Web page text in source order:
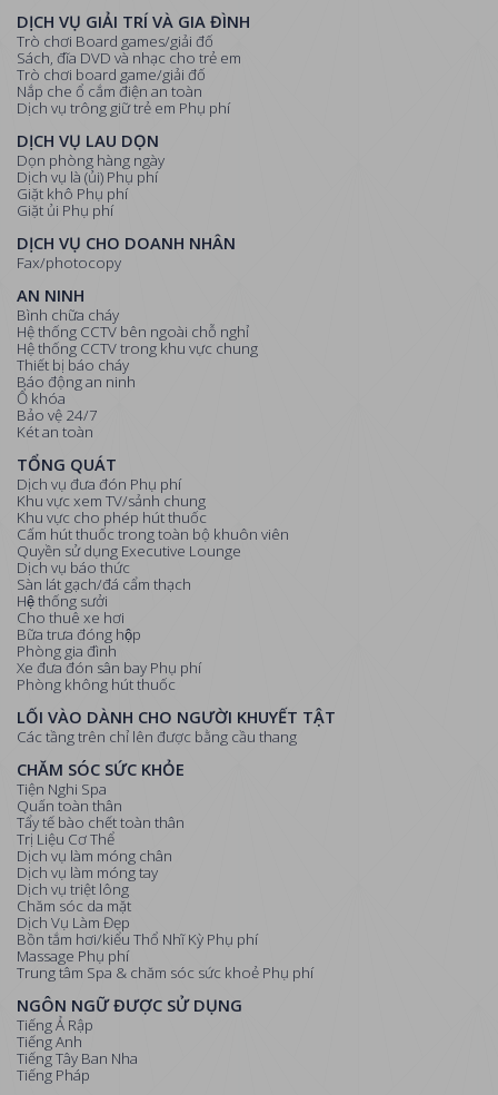
DỊCH VỤ GIẢI TRÍ VÀ GIA ĐÌNH
Trò chơi Board games/giải đố
Sách, đĩa DVD và nhạc cho trẻ em
Trò chơi board game/giải đố
Nắp che ổ cắm điện an toàn
Dịch vụ trông giữ trẻ em Phụ phí
DỊCH VỤ LAU DỌN
Dọn phòng hàng ngày
Dịch vụ là (ủi) Phụ phí
Giặt khô Phụ phí
Giặt ủi Phụ phí
DỊCH VỤ CHO DOANH NHÂN
Fax/photocopy
AN NINH
Bình chữa cháy
Hệ thống CCTV bên ngoài chỗ nghỉ
Hệ thống CCTV trong khu vực chung
Thiết bị báo cháy
Báo động an ninh
Ổ khóa
Bảo vệ 24/7
Két an toàn
TỔNG QUÁT
Dịch vụ đưa đón Phụ phí
Khu vực xem TV/sảnh chung
Khu vực cho phép hút thuốc
Cấm hút thuốc trong toàn bộ khuôn viên
Quyền sử dụng Executive Lounge
Dịch vụ báo thức
Sàn lát gạch/đá cẩm thạch
Hệ thống sưởi
Cho thuê xe hơi
Bữa trưa đóng hộp
Phòng gia đình
Xe đưa đón sân bay Phụ phí
Phòng không hút thuốc
LỐI VÀO DÀNH CHO NGƯỜI KHUYẾT TẬT
Các tầng trên chỉ lên được bằng cầu thang
CHĂM SÓC SỨC KHỎE
Tiện Nghi Spa
Quấn toàn thân
Tẩy tế bào chết toàn thân
Trị Liệu Cơ Thể
Dịch vụ làm móng chân
Dịch vụ làm móng tay
Dịch vụ triệt lông
Chăm sóc da mặt
Dịch Vụ Làm Đẹp
Bồn tắm hơi/kiểu Thổ Nhĩ Kỳ Phụ phí
Massage Phụ phí
Trung tâm Spa & chăm sóc sức khoẻ Phụ phí
NGÔN NGỮ ĐƯỢC SỬ DỤNG
Tiếng Ả Rập
Tiếng Anh
Tiếng Tây Ban Nha
Tiếng Pháp